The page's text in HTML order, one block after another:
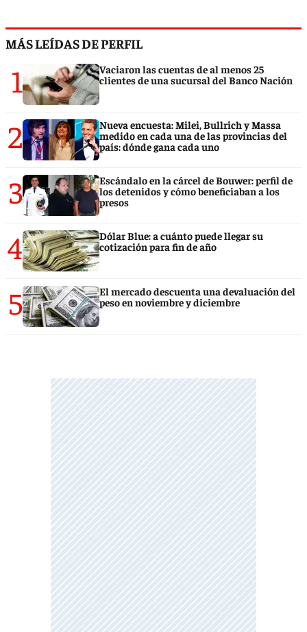
MÁS LEÍDAS DE PERFIL
1
Vaciaron las cuentas de al menos 25
clientes de una sucursal del Banco Nación
2
Nueva encuesta: Milei, Bullrich y Massa
medido en cada una de las provincias del
país: dónde gana cada uno
3
Escándalo en la cárcel de Bouwer: perfil de
los detenidos y cómo beneficiaban a los
presos
4
Dólar Blue: a cuánto puede llegar su
cotización para fin de año
5
El mercado descuenta una devaluación del
peso en noviembre y diciembre